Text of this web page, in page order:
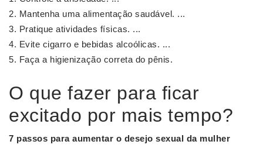
Mantenha uma alimentação saudável. ...
Pratique atividades físicas. ...
Evite cigarro e bebidas alcoólicas. ...
Faça a higienização correta do pênis.
O que fazer para ficar
excitado por mais tempo?
7 passos para aumentar o desejo sexual da mulher